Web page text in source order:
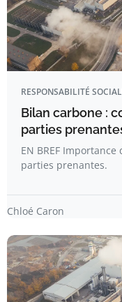
RESPONSABILITÉ
Bilan carbone :
parties
EN BREF
parties prenantes.
Chloé Caron